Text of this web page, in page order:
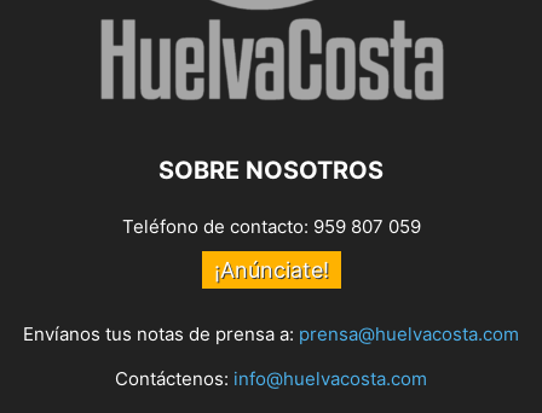
SOBRE NOSOTROS
Teléfono de contacto: 959 807 059
¡Anúnciate!
Envíanos tus notas de prensa a: prensa@huelvacosta.com
Contáctenos: info@huelvacosta.com